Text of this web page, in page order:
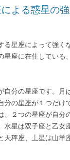
よる惑星の
星座によって強く
星座に在住している
自分の星座です。月
分の星座が１つだけ
、２つの星座が自分
水星は双子座と乙女
天秤座、土星は山羊